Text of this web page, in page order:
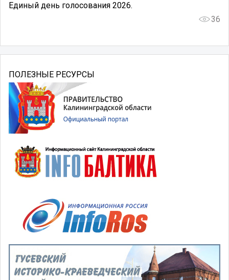
Единый день голосования 2026.
36
ПОЛЕЗНЫЕ РЕСУРСЫ